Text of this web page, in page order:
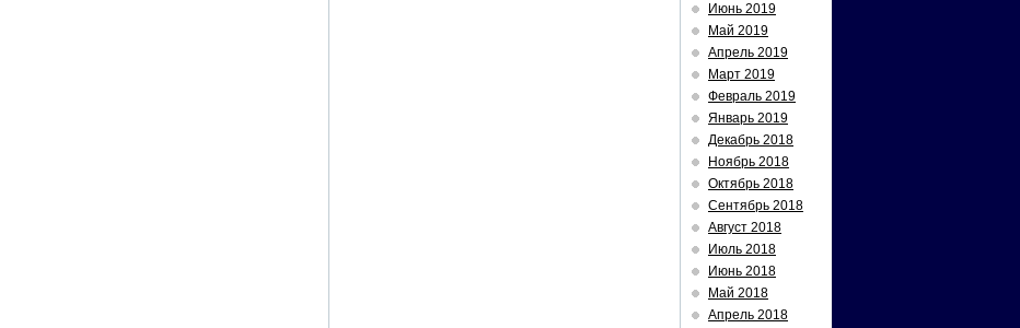
Июнь 2019
Май 2019
Апрель 2019
Март 2019
Февраль 2019
Январь 2019
Декабрь 2018
Ноябрь 2018
Октябрь 2018
Сентябрь 2018
Август 2018
Июль 2018
Июнь 2018
Май 2018
Апрель 2018